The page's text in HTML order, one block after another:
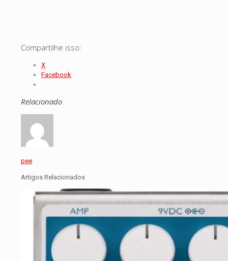
Compartilhe isso:
X
Facebook
Relacionado
pee
Artigos Relacionados